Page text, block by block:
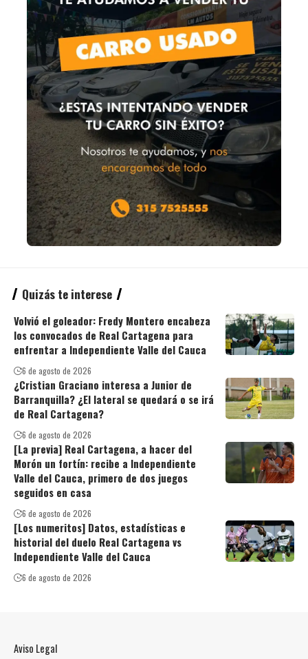
Quizás te interese
Volvió el goleador: Fredy Montero encabeza
los convocados de Real Cartagena para
enfrentar a Independiente Valle del Cauca
6 de agosto de 2026
¿Cristian Graciano interesa a Junior de
Barranquilla? ¿El lateral se quedará o se irá
de Real Cartagena?
6 de agosto de 2026
[La previa] Real Cartagena, a hacer del
Morón un fortín: recibe a Independiente
Valle del Cauca, primero de dos juegos
seguidos en casa
6 de agosto de 2026
[Los numeritos] Datos, estadísticas e
historial del duelo Real Cartagena vs
Independiente Valle del Cauca
6 de agosto de 2026
Aviso Legal